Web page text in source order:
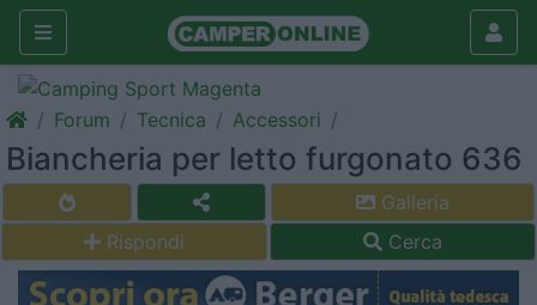
Forum Tecnica Accessori
Biancheria per letto furgonato 636
Galleria
Rispondi
Cerca